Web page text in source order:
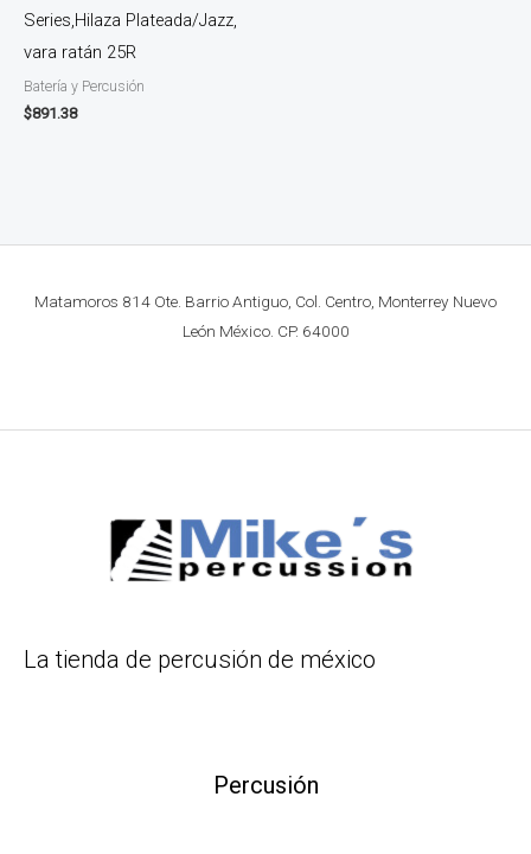
Series,Hilaza Plateada/Jazz,
vara ratán 25R
Batería y Percusión
$891.38
Matamoros 814 Ote. Barrio Antiguo, Col. Centro, Monterrey Nuevo
León México. CP. 64000
La tienda de percusión de méxico
Percusión